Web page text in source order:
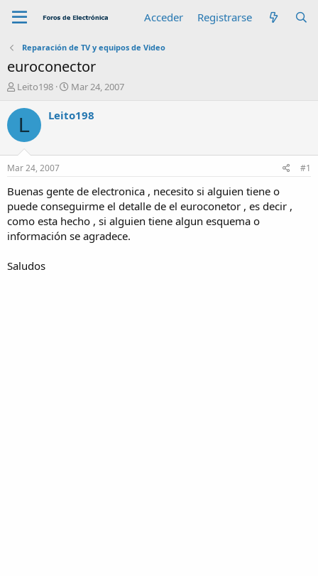
Acceder Registrarse
Reparación de TV y equipos de Video
euroconector
A
t
r
Leito198
F
c
n
c
i
o
Mar 24, 2007
L Leito198
Mar 24, 2007 #1
Buenas gente de electronica , necesito si alguien tiene o
puede conseguirme el detalle de el euroconetor , es decir ,
como esta hecho , si alguien tiene algun esquema o
información se agradece.
Saludos